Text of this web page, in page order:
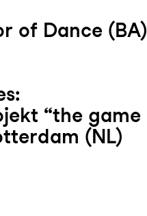
of Dance (BA)
“the game
(NL)